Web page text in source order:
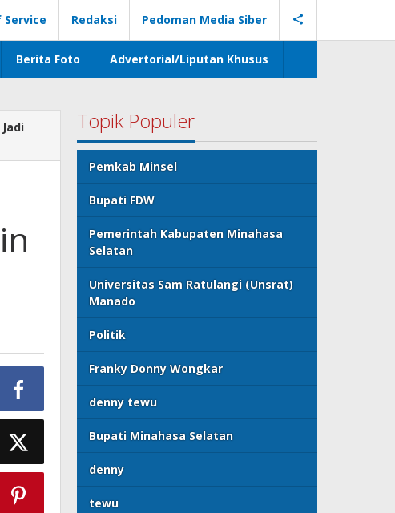
Redaksi Pedoman Media Siber
Berita Foto Advertorial/Liputan Khusus
Topik Populer
Pemkab Minsel
Bupati FDW
Pemerintah Kabupaten Minahasa
Selatan
Universitas Sam Ratulangi (Unsrat)
Manado
Politik
Franky Donny Wongkar
denny tewu
Bupati Minahasa Selatan
denny
tewu